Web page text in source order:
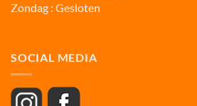
Zondag : Gesloten
SOCIAL MEDIA